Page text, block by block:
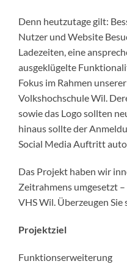
Denn heutzutage gilt:
Nutzer und Website
Ladezeiten, eine
ausgeklügelte
Fokus im Rahmen
Volkshochschule Wil.
sowie das Logo sollten
hinaus sollte der
Social Media Auftritt
Das Projekt haben wir
Zeitrahmens umgesetzt
VHS Wil. Überzeugen Sie
Projektziel
Funktionserweiterung